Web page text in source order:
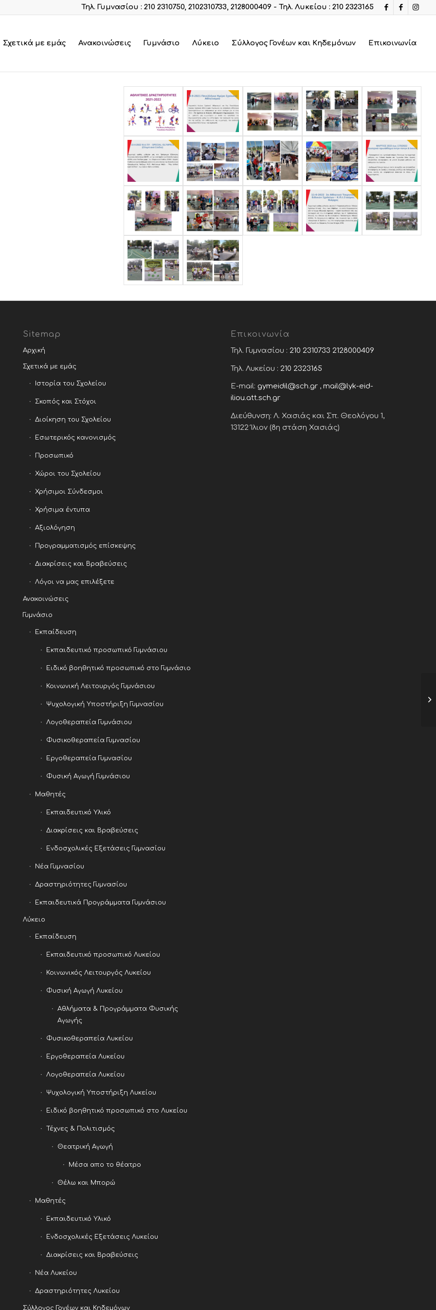
Τηλ. Γυμνασίου : 210 2310750, 2102310733, 2128000409 - Τηλ. Λυκείου : 210 2323165
Σχετικά με εμάς Ανακοινώσεις Γυμνάσιο Λύκειο Σύλλογος Γονέων και Κηδεμόνων Επικοινωνία
Sitemap
Αρχική
Σχετικά με εμάς
Ιστορία του Σχολείου
Σκοπός και Στόχοι
Διοίκηση του Σχολείου
Εσωτερικός κανονισμός
Προσωπικό
Χώροι του Σχολείου
Χρήσιμοι Σύνδεσμοι
Χρήσιμα έντυπα
Αξιολόγηση
Προγραμματισμός επίσκεψης
Διακρίσεις και Βραβεύσεις
Λόγοι να μας επιλέξετε
Ανακοινώσεις
Γυμνάσιο
Εκπαίδευση
Εκπαιδευτικό προσωπικό Γυμνάσιου
Ειδικό βοηθητικό προσωπικό στο Γυμνάσιο
Κοινωνική Λειτουργός Γυμνάσιου
Ψυχολογική Υποστήριξη Γυμνασίου
Λογοθεραπεία Γυμνάσιου
Φυσικοθεραπεία Γυμνασίου
Εργοθεραπεία Γυμνασίου
Φυσική Αγωγή Γυμνάσιου
Μαθητές
Εκπαιδευτικό Υλικό
Διακρίσεις και Βραβεύσεις
Ενδοσχολικές Εξετάσεις Γυμνασίου
Νέα Γυμνασίου
Δραστηριότητες Γυμνασίου
Εκπαιδευτικά Προγράμματα Γυμνάσιου
Λύκειο
Εκπαίδευση
Εκπαιδευτικό προσωπικό Λυκείου
Κοινωνικός Λειτουργός Λυκείου
Φυσική Αγωγή Λυκείου
Αθλήματα & Προγράμματα Φυσικής
Αγωγής
Φυσικοθεραπεία Λυκείου
Εργοθεραπεία Λυκείου
Λογοθεραπεία Λυκείου
Ψυχολογική Υποστήριξη Λυκείου
Ειδικό βοηθητικό προσωπικό στο Λυκείου
Τέχνες & Πολιτισμός
Θεατρική Αγωγή
Μέσα απο το θέατρο
Θέλω και Μπορώ
Μαθητές
Εκπαιδευτικό Υλικό
Ενδοσχολικές Εξετάσεις Λυκείου
Διακρίσεις και Βραβεύσεις
Νέα Λυκείου
Δραστηριότητες Λυκείου
Σύλλογος Γονέων και Κηδεμόνων
Επικοινωνία
Τηλ. Γυμνασίου : 210 2310733 2128000409
Τηλ. Λυκείου : 210 2323165
E-mail: gymeidil@sch.gr ,mail@lyk-eid-
iliou.att.sch.gr
Διεύθυνση: Λ. Χασιάς και Σπ. Θεολόγου 1,
13122 Ίλιον (8η στάση Χασιάς)